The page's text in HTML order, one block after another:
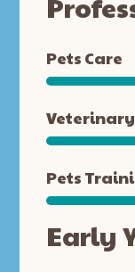
Pets Care
Veterinary
Pets
Early